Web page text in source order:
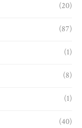
(20)
(87)
(1)
(8)
(1)
(40)